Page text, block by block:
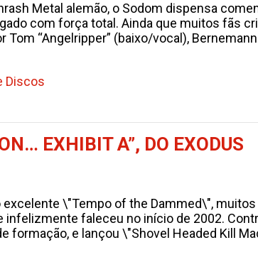
Metal alemão, o Sodom dispensa
com força total. Ainda que muitos fãs
“Angelripper” (baixo/vocal),
Discos
EXHIBIT A”, DO EXODUS
\"Tempo of the Dammed\",
faleceu no início de 2002.
formação, e lançou \"Shovel Headed Kill